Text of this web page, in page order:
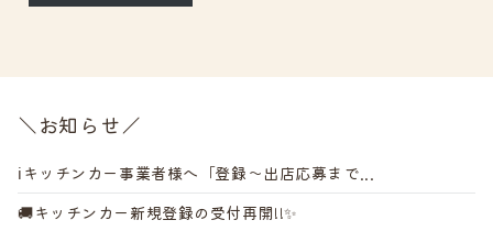
＼お知らせ／
ℹ️キッチンカー事業者様へ「登録～出店応募まで...
🚚キッチンカー新規登録の受付再開!!✨